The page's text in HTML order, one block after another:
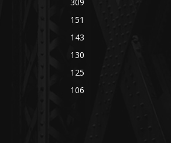
151
143
130
125
106